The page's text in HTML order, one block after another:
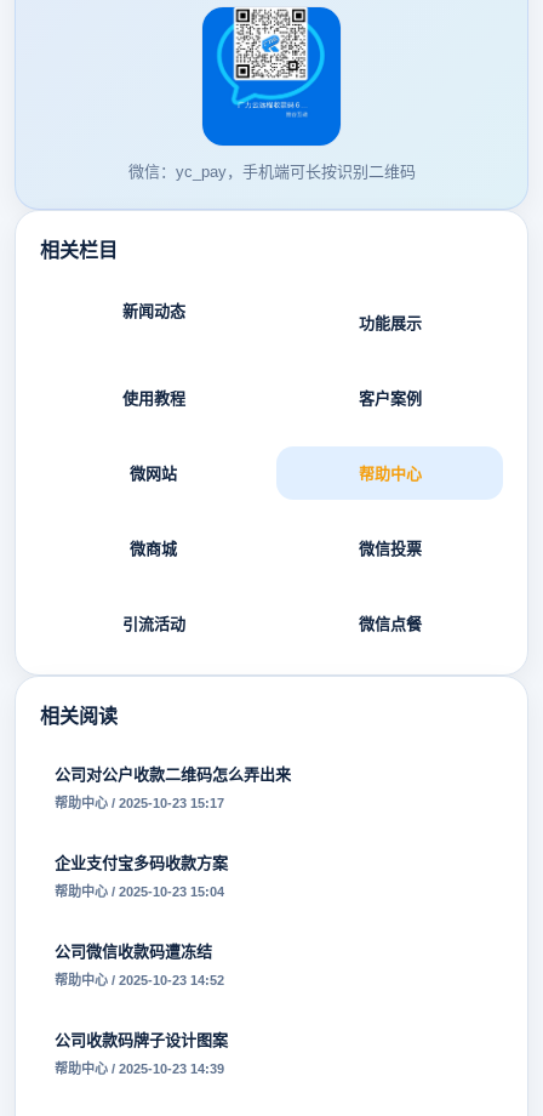
微信：yc_pay，手机端可长按识别二维码
相关栏目
新闻动态
功能展示
使用教程 客户案例
微网站 帮助中心
微商城 微信投票
引流活动 微信点餐
相关阅读
公司对公户收款二维码怎么弄出来
帮助中心 / 2025-10-23 15:17
企业支付宝多码收款方案
帮助中心 / 2025-10-23 15:04
公司微信收款码遭冻结
帮助中心 / 2025-10-23 14:52
公司收款码牌子设计图案
帮助中心 / 2025-10-23 14:39